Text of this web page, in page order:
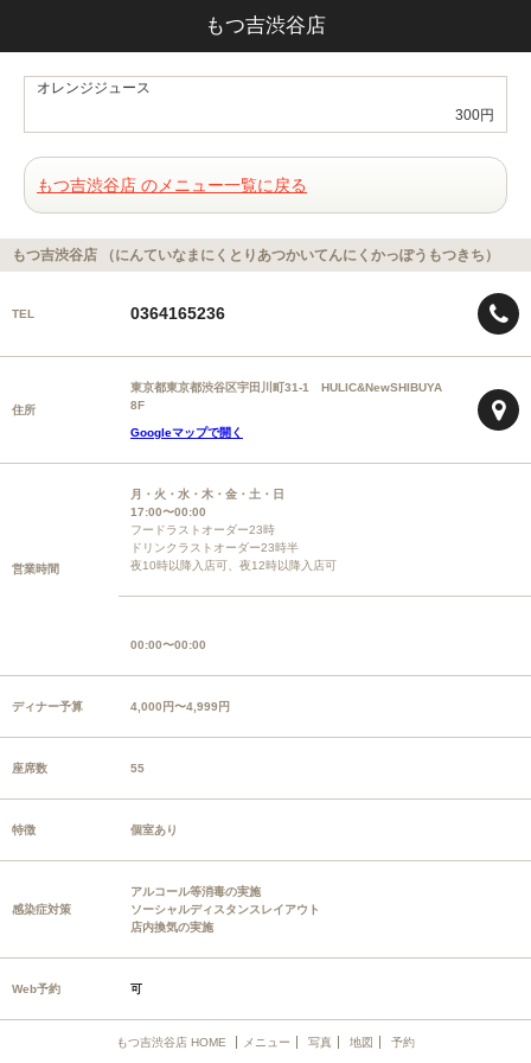
もつ吉渋谷店
オレンジジュース
300円
もつ吉渋谷店 のメニュー一覧に戻る
もつ吉渋谷店 （にんていなまにくとりあつかいてんにくかっぽうもつきち）
TEL 0364165236
住所
東京都東京都渋谷区宇田川町31-1 HULIC&NewSHIBUYA
8F
Googleマップで開く
営業時間
月・火・水・木・金・土・日
17:00〜00:00
フードラストオーダー23時
ドリンクラストオーダー23時半
夜10時以降入店可、夜12時以降入店可
00:00〜00:00
ディナー予算 4,000円〜4,999円
座席数 55
特徴 個室あり
感染症対策
アルコール等消毒の実施
ソーシャルディスタンスレイアウト
店内換気の実施
Web予約 可
もつ吉渋谷店 HOME メニュー 写真 地図 予約